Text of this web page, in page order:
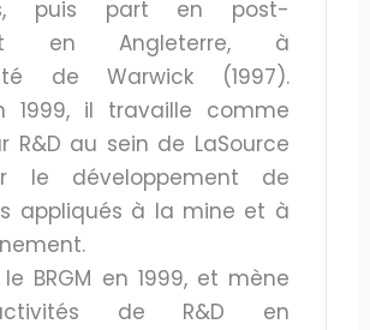
puis part en post-
en Angleterre, à
de Warwick (1997).
1999, il travaille comme
R&D au sein de LaSource
le développement de
appliqués à la mine et à
BRGM en 1999, et mène
de R&D en